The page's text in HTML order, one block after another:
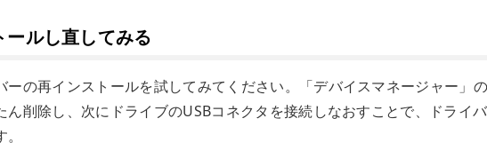
ールし直してみる
ーの再インストールを試してみてください。「デバイスマネージャー」
削除し、次にドライブのUSBコネクタを接続しなおすことで、ドライ